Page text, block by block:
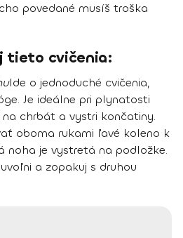
povedané musíš troška
tieto cvičenia:
Ide o jednoduché cvičenia,
Je ideálne pri plynatosti
na chrbát a vystri končatiny.
oboma rukami ľavé koleno k
noha je vystretá na podložke.
a zopakuj s druhou